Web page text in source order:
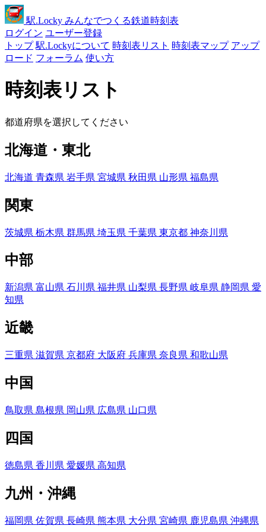
駅.Locky みんなでつくる鉄道時刻表
ログイン ユーザー登録
トップ 駅.Lockyについて 時刻表リスト 時刻表マップ アップ
ロード フォーラム 使い方
時刻表リスト
都道府県を選択してください
北海道・東北
北海道 青森県 岩手県 宮城県 秋田県 山形県 福島県
関東
茨城県 栃木県 群馬県 埼玉県 千葉県 東京都 神奈川県
中部
新潟県 富山県 石川県 福井県 山梨県 長野県 岐阜県 静岡県 愛
知県
近畿
三重県 滋賀県 京都府 大阪府 兵庫県 奈良県 和歌山県
中国
鳥取県 島根県 岡山県 広島県 山口県
四国
徳島県 香川県 愛媛県 高知県
九州・沖縄
福岡県 佐賀県 長崎県 熊本県 大分県 宮崎県 鹿児島県 沖縄県